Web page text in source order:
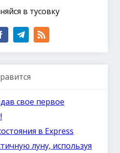
в тусовку
свое первое
в Express
луну, используя